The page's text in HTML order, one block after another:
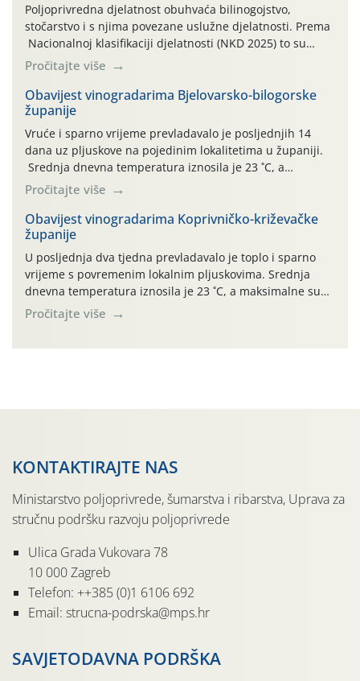
Poljoprivredna djelatnost obuhvaća bilinogojstvo,
stočarstvo i s njima povezane uslužne djelatnosti. Prema
Nacionalnoj klasifikaciji djelatnosti (NKD 2025) to su
skupne 01.1, 01.2, 01.3, 01.4, 01.5 i 01.6. Djelatnost
prerade poljoprivrednih proizvoda je svako djelovanje na
poljoprivredni proizvod čiji je rezultat proizvod koji
također može biti poljoprivredni proizvod poput npr.
maslinovog ulja, bučinog ulja, vino od […]
Pročitajte više
Obavijest vinogradarima Bjelovarsko-bilogorske
županije
Vruće i sparno vrijeme prevladavalo je posljednjih 14
dana uz pljuskove na pojedinim lokalitetima u županiji.
Srednja dnevna temperatura iznosila je 23 ˚C, a
maksimalne su posljednjih dana dosezale do 35 ˚C.
Simptome plamenjače vinove loze (Plasmoparas
viticola) vidljivi su na zapercima i vršnom mladom lišću.
Kako bi i dalje održali zdravu lisnu masu u zaštiti je
moguće […]
Pročitajte više
Obavijest vinogradarima Koprivničko-križevačke
županije
U posljednja dva tjedna prevladavalo je toplo i sparno
vrijeme s povremenim lokalnim pljuskovima. Srednja
dnevna temperatura iznosila je 23 ˚C, a maksimalne su
se posljednjih dana penjale do 35 ˚C. Prognostičari u
narednom razdoblju najavljuju drugi ovogodišnji
Pročitajte više
KONTAKTIRAJTE NAS
Ministarstvo poljoprivrede, šumarstva i ribarstva, Uprava za
stručnu podršku razvoju poljoprivrede
Ulica Grada Vukovara 78
10 000 Zagreb
Telefon: ++385 (0)1 6106 692
Email: strucna-podrska@mps.hr
SAVJETODAVNA PODRŠKA